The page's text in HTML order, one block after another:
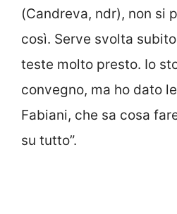
(Candreva, ndr), non si
così. Serve svolta
teste molto presto. Io
convegno, ma ho dato
Fabiani, che sa cosa
su tutto”.